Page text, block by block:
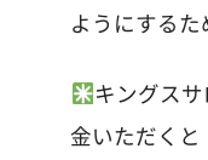
ようにするた
キングス
金いただくと